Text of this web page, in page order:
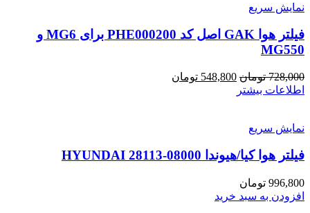
نمایش سریع
فیلتر هوا GAK اصل کد PHE000200 برای MG6 و
MG550
728,000 تومان قیمت
548,800 تومان
اطلاعات بیشتر
نمایش سریع
فیلتر هوا کیا/هیوندا HYUNDAI 28113-08000
996,800 تومان
افزودن به سبد خرید